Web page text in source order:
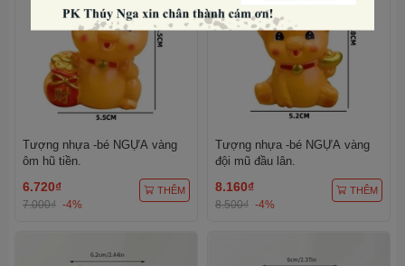
Tượng nhựa -bé NGỰA vàng
ôm hũ tiền.
6.720₫
7.000₫ -4%
THÊM
Tượng nhựa -bé NGỰA vàng
đội mũ đầu lân.
8.160₫
8.500₫ -4%
THÊM